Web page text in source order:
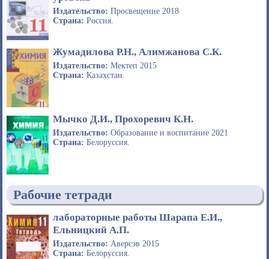
Издательство: Просвещение 2018
Страна: Россия.
Жумадилова Р.Н., Алимжанова С.К.
Издательство: Мектеп 2015
Страна: Казахстан.
Мычко Д.И., Прохоревич К.Н.
Издательство: Образование и воспитание 2021
Страна: Белоруссия.
Рабочие тетради
лабораторные работы Шарапа Е.И.,
Ельницкий А.П.
Издательство: Аверсэв 2015
Страна: Белоруссия.